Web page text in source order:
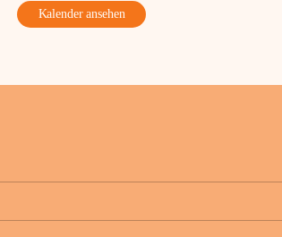
Kalender ansehen